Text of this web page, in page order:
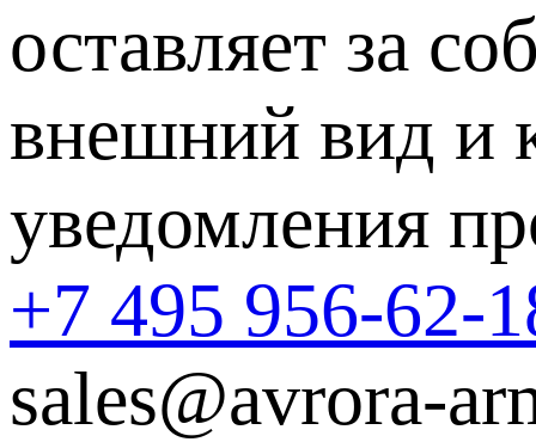
оставляет за
внешний вид и
уведомления
+7 495 956-62-
sales@avrora-